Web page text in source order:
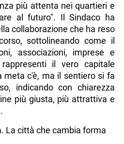
più attenta nei quartieri e
al futuro". Il Sindaco ha
collaborazione che ha reso
sottolineando come il
associazioni, imprese e
il vero capitale
meta c'è, ma il sentiero si fa
indicando con chiarezza
più giusta, più attrattiva e
La città che cambia forma